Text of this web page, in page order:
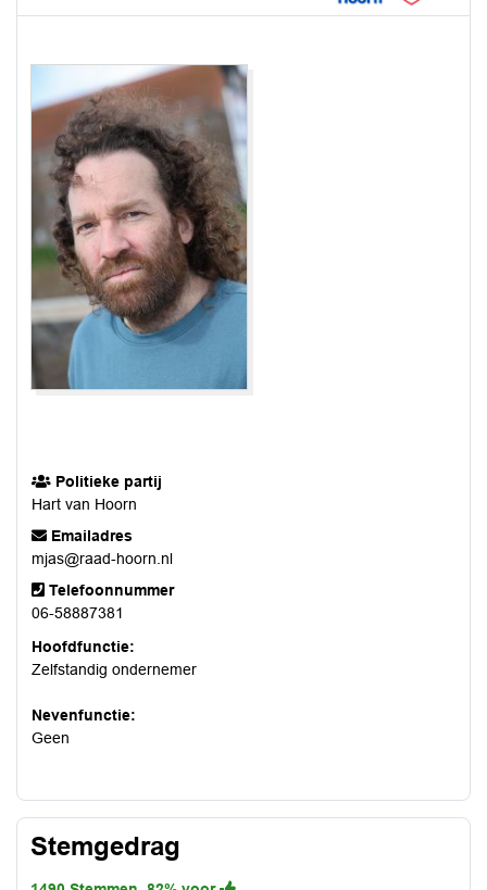
Politieke partij
Hart van Hoorn
Emailadres
mjas@raad-hoorn.nl
Telefoonnummer
06-58887381
Hoofdfunctie:
Zelfstandig ondernemer
Nevenfunctie:
Geen
Stemgedrag